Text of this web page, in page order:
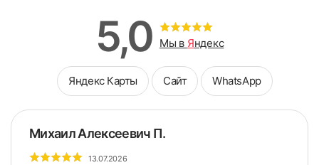
5,0 Мы в Яндекс
Яндекс Карты Сайт WhatsApp
Михаил Алексеевич П.
13.07.2026